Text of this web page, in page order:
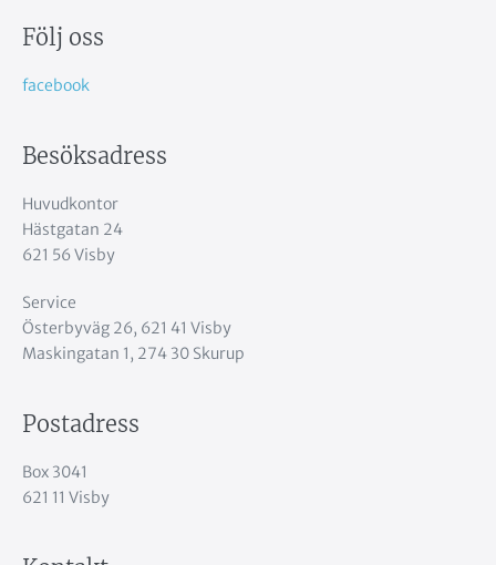
Följ oss
facebook
Besöksadress
Huvudkontor
Hästgatan 24
621 56 Visby
Service
Österbyväg 26, 621 41 Visby
Maskingatan 1, 274 30 Skurup
Postadress
Box 3041
621 11 Visby